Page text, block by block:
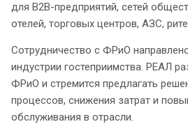
для B2B-предприятий, сетей
отелей, торговых центров, АЗС,
Сотрудничество с ФРиО
индустрии гостеприимства. РЕАЛ
ФРиО и стремится предлагать
процессов, снижения затрат и
обслуживания в отрасли.